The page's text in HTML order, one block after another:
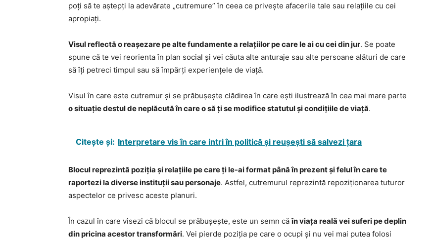
poți să te aștepți la adevărate „cutremure” în ceea ce privește afacerile tale sau relațiile cu cei
apropiați.
Visul reflectă o reașezare pe alte fundamente a relațiilor pe care le ai cu cei din jur. Se poate
spune că te vei reorienta în plan social și vei căuta alte anturaje sau alte persoane alături de care
să îți petreci timpul sau să împărți experiențele de viață.
Visul în care este cutremur și se prăbușește clădirea în care ești ilustrează în cea mai mare parte
o situație destul de neplăcută în care o să ți se modifice statutul și condițiile de viață.
Citește și: Interpretare vis în care intri în politică și reușești să salvezi țara
Blocul reprezintă poziția și relațiile pe care ți le-ai format până în prezent și felul în care te
raportezi la diverse instituții sau personaje. Astfel, cutremurul reprezintă repoziționarea tuturor
aspectelor ce privesc aceste planuri.
În cazul în care visezi că blocul se prăbușește, este un semn căîn viața reală vei suferi pe deplin
din pricina acestor transformări. Vei pierde poziția pe care o ocupi și nu vei mai putea folosi